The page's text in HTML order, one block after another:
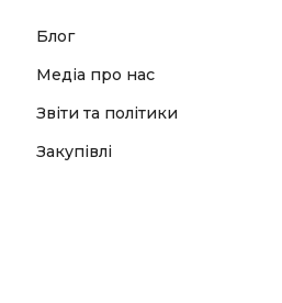
Блог
Медіа про нас
Звіти та політики
Закупівлі